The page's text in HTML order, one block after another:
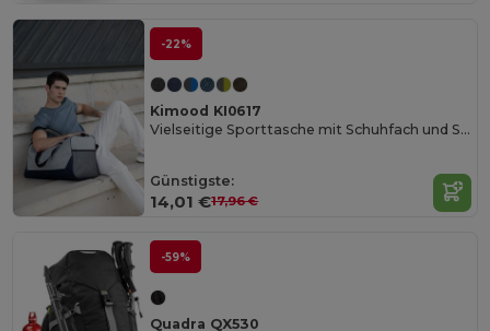
-22%
Kimood KI0617
Vielseitige Sporttasche mit Schuhfach und Schultergurt
Günstigste:
14,01 €17,96 €
-59%
Quadra QX530